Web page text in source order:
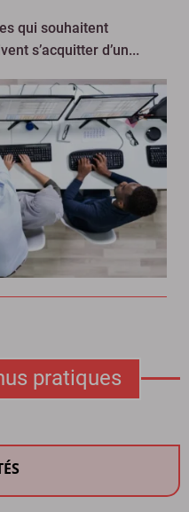
qui souhaitent
s’acquitter d’un...
pratiques